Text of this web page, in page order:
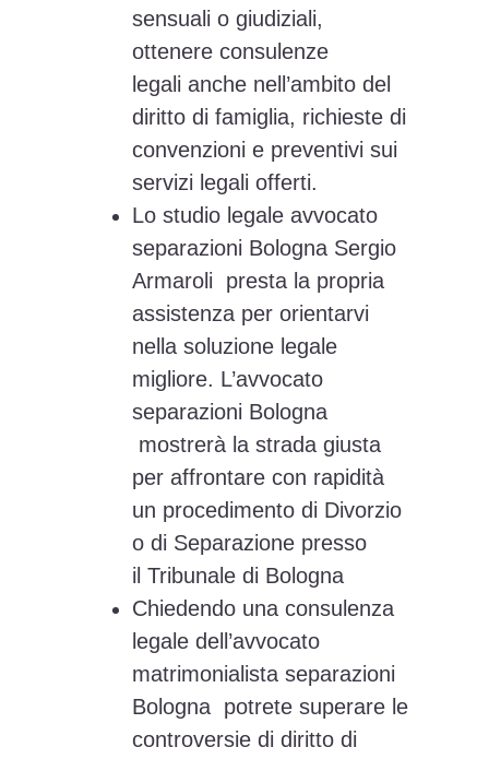
sensuali o giudiziali,
ottenere consulenze
legali anche nell’ambito del
diritto di famiglia, richieste di
convenzioni e preventivi sui
servizi legali offerti.
Lo studio legale avvocato
separazioni Bologna Sergio
Armaroli presta la propria
assistenza per orientarvi
nella soluzione legale
migliore. L’avvocato
separazioni Bologna
mostrerà la strada giusta
per affrontare con rapidità
un procedimento di Divorzio
o di Separazione presso
il Tribunale di Bologna
Chiedendo una consulenza
legale dell’avvocato
matrimonialista separazioni
Bologna potrete superare le
controversie di diritto di